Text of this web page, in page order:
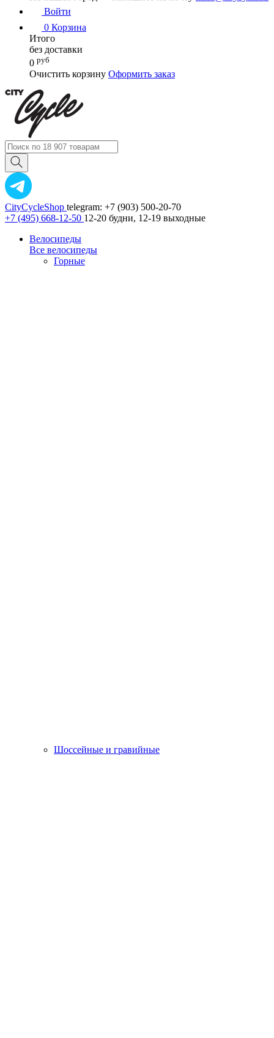
Войти
0 Корзина
Итого
без доставки
0 руб
Очистить корзину Оформить заказ
CityCycleShop telegram: +7 (903) 500-20-70
+7 (495) 668-12-50 12-20 будни, 12-19 выходные
Велосипеды
Все велосипеды
Горные
Шоссейные и гравийные